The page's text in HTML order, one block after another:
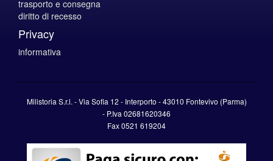
trasporto e consegna
diritto di recesso
Privacy
informativa
Milistoria S.r.l. - Via Sofia 12 - Interporto - 43010 Fontevivo (Parma)
- P.Iva 02681620346
Fax 0521 619204